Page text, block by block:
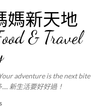
跳至主要內容
媽新天地
& Travel
adventure is the next bite
新生活要好好過！